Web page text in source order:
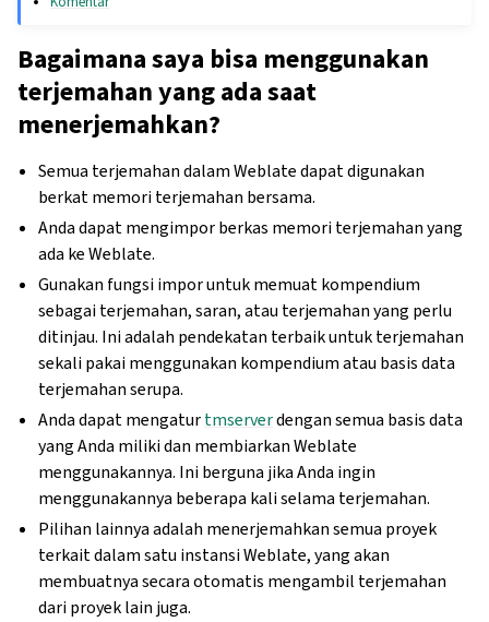
Bagaimana saya bisa menggunakan
terjemahan yang ada saat
menerjemahkan?
Semua terjemahan dalam Weblate dapat digunakan
berkat memori terjemahan bersama.
Anda dapat mengimpor berkas memori terjemahan yang
ada ke Weblate.
Gunakan fungsi impor untuk memuat kompendium
sebagai terjemahan, saran, atau terjemahan yang perlu
ditinjau. Ini adalah pendekatan terbaik untuk terjemahan
sekali pakai menggunakan kompendium atau basis data
terjemahan serupa.
Anda dapat mengaturtmserverdengan semua basis data
yang Anda miliki dan membiarkan Weblate
menggunakannya. Ini berguna jika Anda ingin
menggunakannya beberapa kali selama terjemahan.
Pilihan lainnya adalah menerjemahkan semua proyek
terkait dalam satu instansi Weblate, yang akan
membuatnya secara otomatis mengambil terjemahan
dari proyek lain juga.